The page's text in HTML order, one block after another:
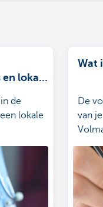
lokale
de
lokale
in
Wat
De
van